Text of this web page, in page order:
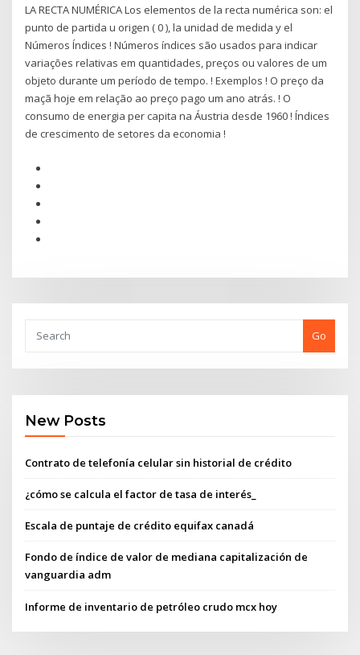
LA RECTA NUMÉRICA Los elementos de la recta numérica son: el
punto de partida u origen ( 0 ), la unidad de medida y el
Números Índices ! Números índices são usados para indicar
variações relativas em quantidades, preços ou valores de um
objeto durante um período de tempo. ! Exemplos ! O preço da
maçã hoje em relação ao preço pago um ano atrás. ! O
consumo de energia per capita na Áustria desde 1960 ! Índices
de crescimento de setores da economia !
Go
New Posts
Contrato de telefonía celular sin historial de crédito
¿cómo se calcula el factor de tasa de interés_
Escala de puntaje de crédito equifax canadá
Fondo de índice de valor de mediana capitalización de
vanguardia adm
Informe de inventario de petróleo crudo mcx hoy